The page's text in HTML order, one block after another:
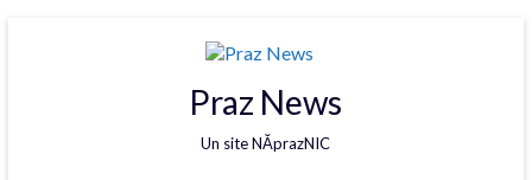
Praz News
Un site NĂprazNIC